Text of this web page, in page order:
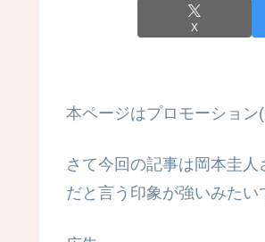
X
本ページはプロモーショ
さて今回の記事は岡本圭
だと言う印象が強いみたい